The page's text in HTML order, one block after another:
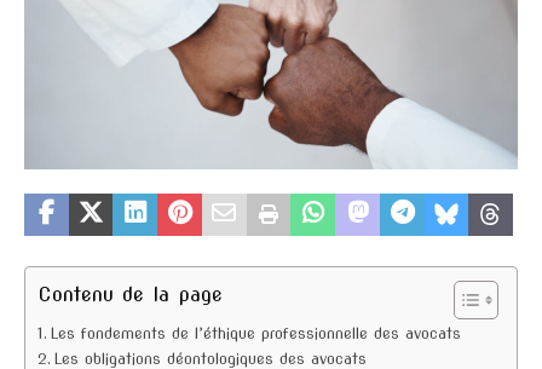
Contenu de la page
Les fondements de l’éthique professionnelle des avocats
Les obligations déontologiques des avocats